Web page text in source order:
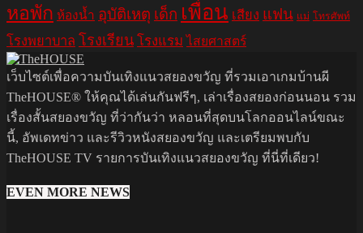
หอพัก ห้องน้ำ อุบัติเหตุ เด็ก เพื่อน เสียง แฟน แม่ โทรศัพท์
โรงพยาบาล โรงเรียน โรงแรม ไสยศาสตร์
เว็บไซต์เพื่อความบันเทิงแนวสยองขวัญ ที่รวมเอาเกมบ้านผี
TheHOUSE® ให้คุณได้เล่นกันฟรีๆ, เล่าเรื่องสยองก่อนนอน รวม
เรื่องสั้นสยองขวัญ ที่ว่ากันว่า หลอนที่สุดบนโลกออนไลน์ขณะ
นี้, อัพเดทข่าว และรีวิวหนังสยองขวัญ และเตรียมพบกับ
TheHOUSE TV รายการบันเทิงแนวสยองขวัญ ที่นี่ที่เดียว!
EVEN MORE NEWS